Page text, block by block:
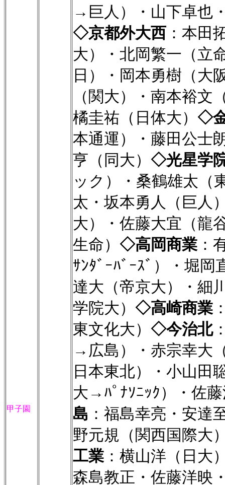
甲子園
→巨人）・山下卓也
◇京都外大西 ：本田
大）・北岡繁一（立
日）・岡本勇樹（大
（関大）・南本裕
橘圭祐（日体大） ◇
本通運）・藤田公士
亨（同大） ◇光星学
ック）・桑鶴雄太（
太・坂本勇人（巨人
大）・佐藤大宜（龍
生命） ◇高岡商業 ：
ｻﾝﾀﾞｰﾊﾞｰｽﾞ）・堀
達大（帝京大）・細
学院大） ◇高崎商業
東文化大） ◇今治北
→広島）・赤宗幸大
日本東北）・小山田
大→ﾊﾟﾅｿﾆｯｸ）・佐
島 ：福島幸亮・安達
野元規（関西国際大
工業 ：横山洋（日大
森島教正・佐藤洋映